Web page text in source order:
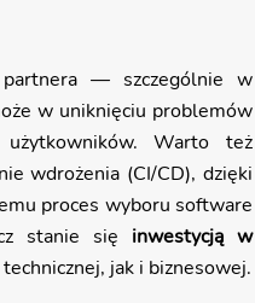
partnera — szczególnie w
w uniknięciu problemów
Warto też
wdrożenia (CI/CD), dzięki
proces wyboru software
stanie się inwestycją w
jak i biznesowej.